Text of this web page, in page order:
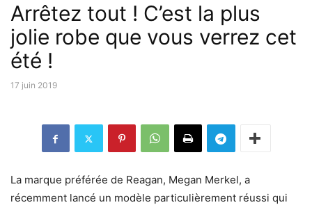
Arrêtez tout ! C’est la plus
jolie robe que vous verrez cet
été !
17 juin 2019
La marque préférée de Reagan, Megan Merkel, a
récemment lancé un modèle particulièrement réussi qui